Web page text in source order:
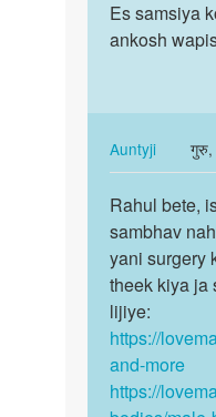
by
Auntyji
to
चिंता
बेटे.
by
Es
samsiya
thik…
Es samsiya
ankosh
Auntyji
गुरु,
In
reply
to
Es
samsiya
ko
thik…
by
Rahul
Rahul
bete,
iska
dobara…
Rahul bete,
sambhav
yani surgery
theek kiya ja
lijiye:
https://
and-more
https://